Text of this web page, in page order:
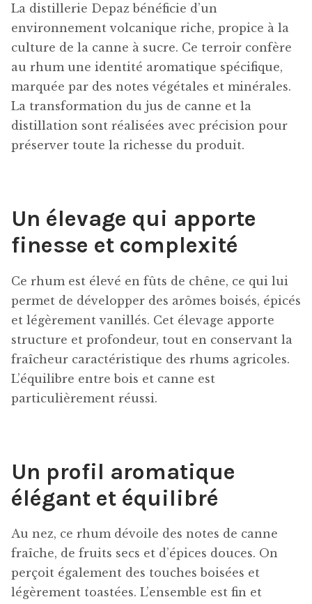
La distillerie Depaz bénéficie d’un
environnement volcanique riche, propice à la
culture de la canne à sucre. Ce terroir confère
au rhum une identité aromatique spécifique,
marquée par des notes végétales et minérales.
La transformation du jus de canne et la
distillation sont réalisées avec précision pour
préserver toute la richesse du produit.
Un élevage qui apporte
finesse et complexité
Ce rhum est élevé en fûts de chêne, ce qui lui
permet de développer des arômes boisés, épicés
et légèrement vanillés. Cet élevage apporte
structure et profondeur, tout en conservant la
fraîcheur caractéristique des rhums agricoles.
L’équilibre entre bois et canne est
particulièrement réussi.
Un profil aromatique
élégant et équilibré
Au nez, ce rhum dévoile des notes de canne
fraîche, de fruits secs et d’épices douces. On
perçoit également des touches boisées et
légèrement toastées. L’ensemble est fin et